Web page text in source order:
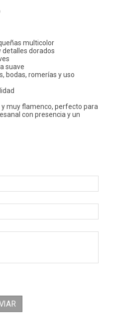
multicolor
detalles dorados
suave
bodas, romerías y uso
muy flamenco, perfecto para
con presencia y un